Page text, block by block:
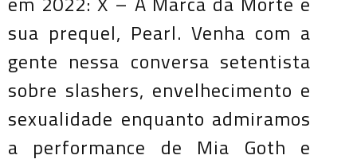
sua prequel, Pearl. Venha com a
gente nessa conversa setentista
sobre slashers, envelhecimento e
sexualidade enquanto admiramos
a performance de Mia Goth e